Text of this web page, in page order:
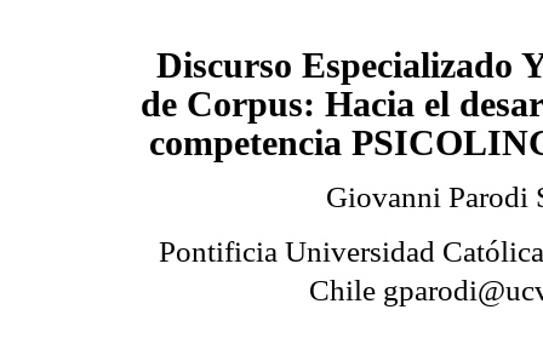
Discurso Especializado
de Corpus: Hacia el
competencia
Giovanni Parodi
Pontificia Universidad
Chile